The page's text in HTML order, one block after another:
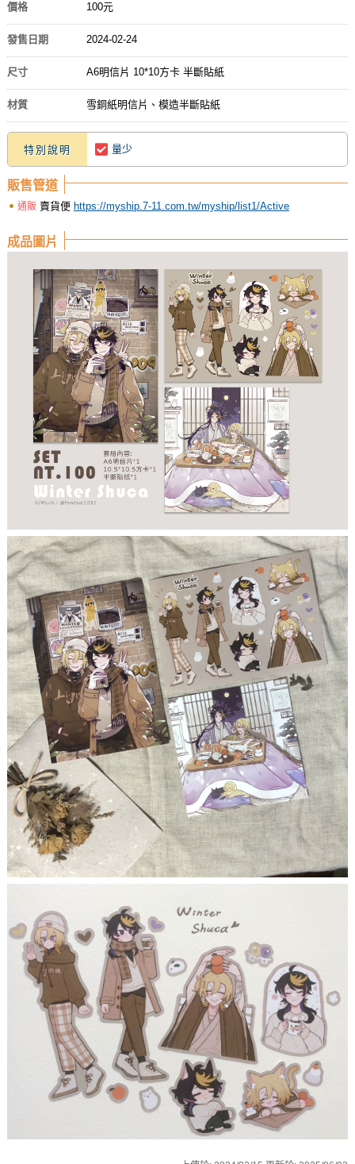
價格 100元
發售日期 2024-02-24
尺寸 A6明信片 10*10方卡 半斷貼紙
材質 雪銅紙明信片、模造半斷貼紙
特別說明 量少
販售管道
通販賣貨便 https://myship.7-11.com.tw/myship/list1/Active
成品圖片